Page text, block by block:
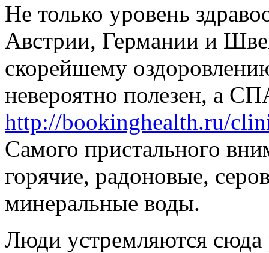
Не только уровень
Австрии, Германии и
скорейшему
невероятно полезен, а
http://bookinghealth.ru/
Самого пристального
горячие, радоновые,
минеральные воды.
Люди устремляются сюда